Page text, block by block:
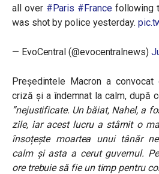
all over #Paris #Francefollowing
was shot by police yesterday.
— EvoCentral (@evocentralnews)
Președintele Macron a
criză și a îndemnat la calm, după
”nejustificate. Un băiat, Nahel, a
zile, iar acest lucru a stârnit o
însoțește moartea unui tânăr
calm și asta a cerut guvernul.
ore trebuie să fie un timp pentru